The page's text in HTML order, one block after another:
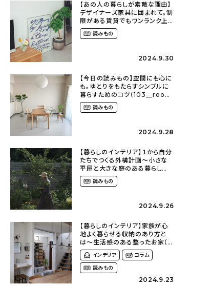
【あの人の暮らしが素敵な理由】
デザイナーズ家具に囲まれて。制
限がある賃貸でもワンランク上
のお部屋に〜狭くても好きな暮
らしのこと（_____chika708さ
読みもの
2024.9.30
【今日の読みもの】空間にも心に
も。ゆとりをもたらすシンプルに
暮らすためのコツ（103__room
さん）
読みもの
2024.9.28
【暮らしのインテリア】１から自分
たちでつくる外構計画〜小さな
平屋と大きな庭のある暮らし
（tsumikiniwaさん）
読みもの
2024.9.26
【暮らしのインテリア】家族が心
地よく暮らせる収納のあり方と
は〜生活感のある整ったお家（
kaya___ieさん）
インテリア
コラム
読みもの
2024.9.23